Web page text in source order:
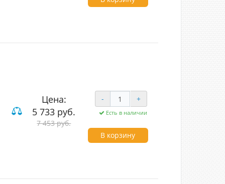
(LED)
Цена:
5 733 руб.
7 453 руб.
- +
Есть в наличии
В корзину